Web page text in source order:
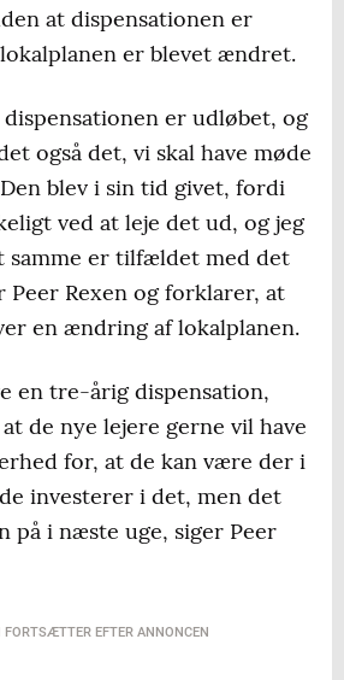
at dispensationen er
er blevet ændret.
er udløbet, og
også det, vi skal have møde
blev i sin tid givet, fordi
ved at leje det ud, og jeg
samme er tilfældet med det
Peer Rexen og forklarer, at
en ændring af lokalplanen.
en tre-årig dispensation,
de nye lejere gerne vil have
for, at de kan være der i
investerer i det, men det
på i næste uge, siger Peer
FORTSÆTTER EFTER ANNONCEN